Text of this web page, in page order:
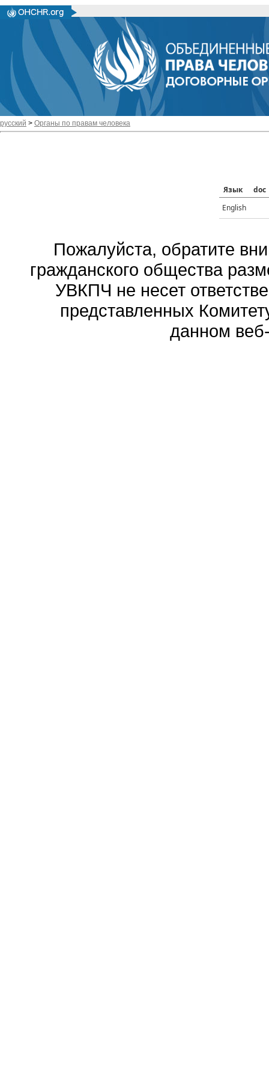
русский > Органы по правам человека
Язык
doc
English
Пожалуйста, обратите
гражданского общества
УВКПЧ не несет
представленных
данном